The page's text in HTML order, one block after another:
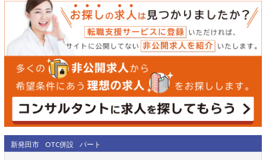
新発田市 OTC併設 パート